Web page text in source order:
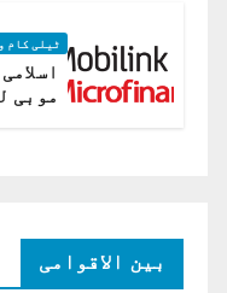
ٹیلی کام
بین الاقوامی